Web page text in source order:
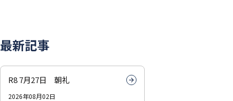
最新記事
R8 7月27日 朝礼
2026年08月02日